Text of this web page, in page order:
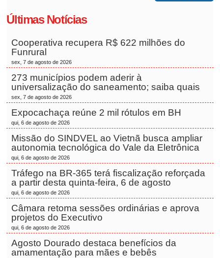
Últimas Notícias
Cooperativa recupera R$ 622 milhões do
Funrural
sex, 7 de agosto de 2026
273 municípios podem aderir à
universalização do saneamento; saiba quais
sex, 7 de agosto de 2026
Expocachaça reúne 2 mil rótulos em BH
qui, 6 de agosto de 2026
Missão do SINDVEL ao Vietnã busca ampliar
autonomia tecnológica do Vale da Eletrônica
qui, 6 de agosto de 2026
Tráfego na BR-365 terá fiscalização reforçada
a partir desta quinta-feira, 6 de agosto
qui, 6 de agosto de 2026
Câmara retoma sessões ordinárias e aprova
projetos do Executivo
qui, 6 de agosto de 2026
Agosto Dourado destaca benefícios da
amamentação para mães e bebês